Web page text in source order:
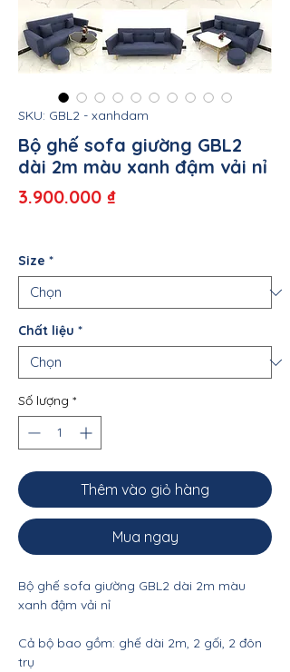
SKU: GBL2 - xanhdam
Bộ ghế sofa giường GBL2
dài 2m màu xanh đậm vải nỉ
3.900.000 ₫Giá
Size *
Chất liệu *
Số lượng *
Thêm vào giỏ hàng
Mua ngay
Bộ ghế sofa giường GBL2 dài 2m màu
xanh đậm vải nỉ
Cả bộ bao gồm: ghế dài 2m, 2 gối, 2 đôn
trụ